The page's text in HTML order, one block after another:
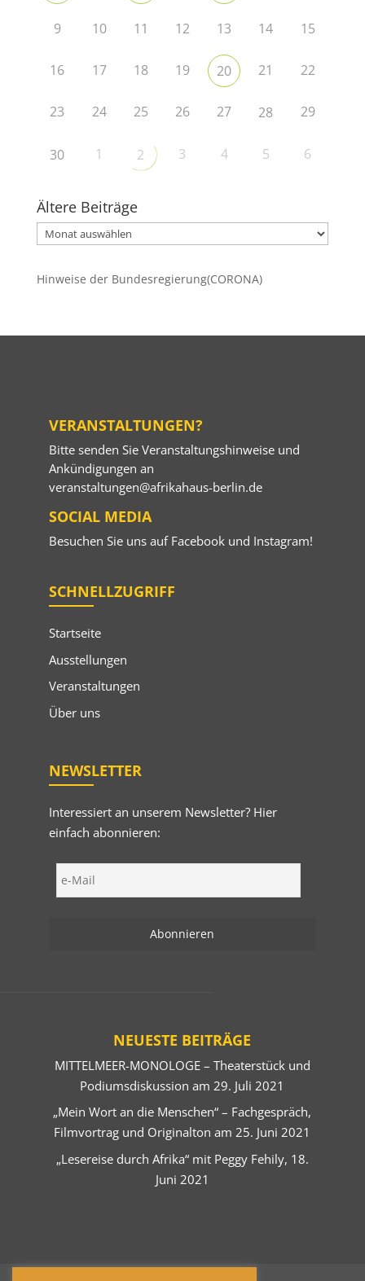
9 10 11 12 13 14 15
16 17 18 19 20 21 22
23 24 25 26 27 28 29
30 1 2 3 4 5 6
Ältere Beiträge
Ältere
Beiträge
Hinweise der Bundesregierung(CORONA)
VERANSTALTUNGEN?
Bitte senden Sie Veranstaltungshinweise und
Ankündigungen an
veranstaltungen@afrikahaus-berlin.de
SOCIAL MEDIA
Besuchen Sie uns auf Facebookund Instagram!
SCHNELLZUGRIFF
Startseite
Ausstellungen
Veranstaltungen
Über uns
NEWSLETTER
Interessiert an unserem Newsletter? Hier
einfach abonnieren:
NEUESTE BEITRÄGE
MITTELMEER-MONOLOGE – Theaterstück und
Podiumsdiskussion am 29. Juli 2021
„Mein Wort an die Menschen“ – Fachgespräch,
Filmvortrag und Originalton am 25. Juni 2021
„Lesereise durch Afrika“ mit Peggy Fehily, 18.
Juni 2021